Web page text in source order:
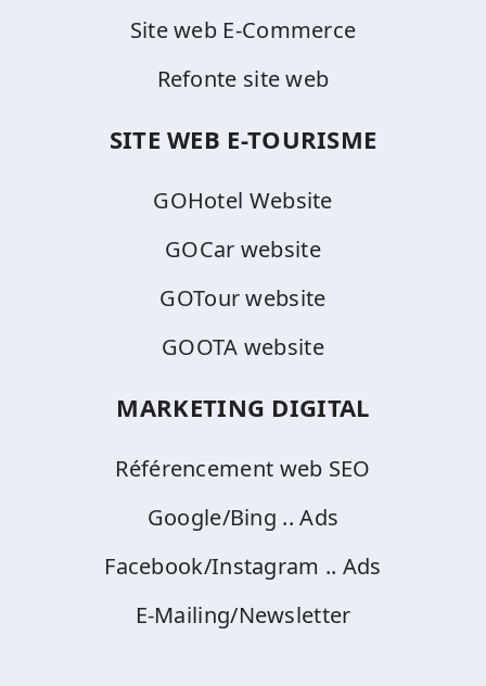
Site web E-Commerce
Refonte site web
SITE WEB E-TOURISME
GOHotel Website
GOCar website
GOTour website
GOOTA website
MARKETING DIGITAL
Référencement web SEO
Google/Bing .. Ads
Facebook/Instagram .. Ads
E-Mailing/Newsletter